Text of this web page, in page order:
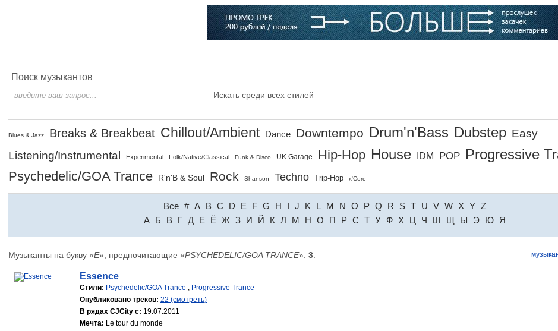
Поиск музыкантов
Искать среди всех стилей
Blues & Jazz Breaks & Breakbeat Chillout/Ambient Dance Downtempo Drum'n'Bass Dubstep Easy
Listening/Instrumental
Experimental Folk/Native/Classical Funk & Disco UK Garage Hip-Hop House IDM POP Progressive
Psychedelic/GOA Trance R'n'B & Soul Rock Shanson Techno Trip-Hop x'Core
Все # A B C D E F G H I J K L M N O P Q R S T U V W X Y Z
A Б В Г Д Е Ё Ж З И Й К Л М Н О П Р С Т У Ф Х Ц Ч Ш Щ Ы Э Ю Я
Музыканты на букву «E», предпочитающие «PSYCHEDELIC/GOA TRANCE»: 3
Essence
Стили: Psychedelic/GOA Trance , Progressive Trance
Опубликовано треков: 22 (смотреть)
В рядах CJCity с: 19.07.2011
Мечта: Le tour du monde